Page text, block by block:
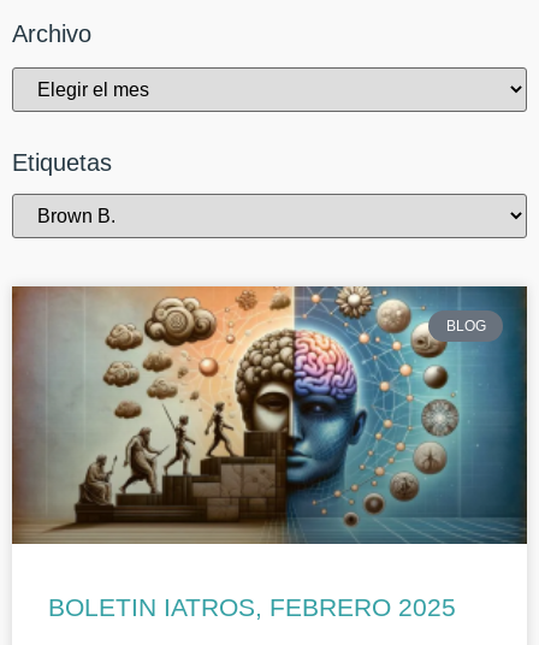
Archivo
Etiquetas
BLOG
BOLETIN IATROS, FEBRERO 2025